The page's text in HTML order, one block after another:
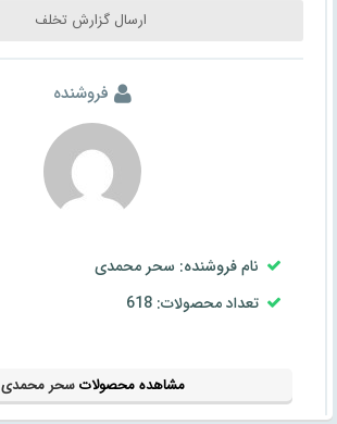
ارسال گزارش تخلف
فروشنده
نام فروشنده: سحر محمدی
تعداد محصولات: 618
مشاهده محصولاتسحر محمدی